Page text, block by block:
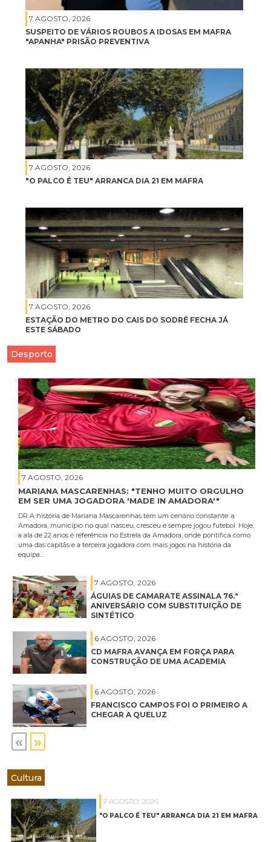
7 AGOSTO, 2026
SUSPEITO DE VÁRIOS ROUBOS A IDOSAS EM MAFRA
"APANHA" PRISÃO PREVENTIVA
7 AGOSTO, 2026
"O PALCO É TEU" ARRANCA DIA 21 EM MAFRA
7 AGOSTO, 2026
ESTAÇÃO DO METRO DO CAIS DO SODRÉ FECHA JÁ
ESTE SÁBADO
Desporto
7 AGOSTO, 2026
MARIANA MASCARENHAS: "TENHO MUITO ORGULHO
EM SER UMA JOGADORA 'MADE IN AMADORA'"
DR A história de Mariana Mascarenhas tem um cenário constante: a
Amadora, município no qual nasceu, cresceu e sempre jogou futebol. Hoje,
a ala de 22 anos é referência no Estrela da Amadora, onde pontifica como
uma das capitãs e a terceira jogadora com mais jogos na história da
equipa…
7 AGOSTO, 2026
ÁGUIAS DE CAMARATE ASSINALA 76.ª
ANIVERSÁRIO COM SUBSTITUIÇÃO DE
SINTÉTICO
6 AGOSTO, 2026
CD MAFRA AVANÇA EM FORÇA PARA
CONSTRUÇÃO DE UMA ACADEMIA
6 AGOSTO, 2026
FRANCISCO CAMPOS FOI O PRIMEIRO A
CHEGAR A QUELUZ
« »
Cultura
7 AGOSTO, 2026
"O PALCO É TEU" ARRANCA DIA 21 EM MAFRA